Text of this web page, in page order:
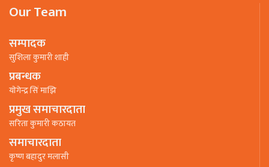
Our Team
सम्पादक
सुशिला कुमारी शाही
प्रबन्धक
याेगेन्द्र सिं माझि
प्रमुख समाचारदाता
सरिता कुमारी कठायत
समाचारदाता
कृष्ण बहादुर मलासी